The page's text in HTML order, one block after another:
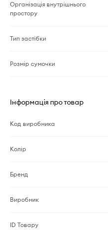
Організація внутрішнього
простору
Тип застібки
Розмір сумочки
Інформація про товар
Код виробника
Колір
Бренд
Виробник
ID Товару